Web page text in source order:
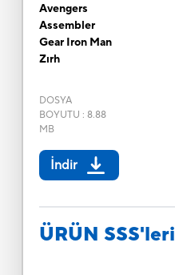
Avengers
Assembler
Gear Iron Man
Zırh
DOSYA
BOYUTU : 8.88
MB
İndir
ÜRÜN SSS'leri